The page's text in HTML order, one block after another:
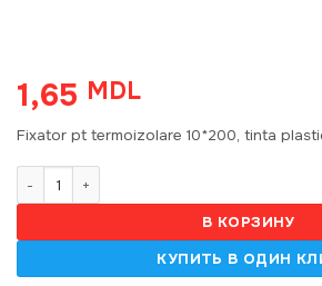
1,65 MDL
Fixator pt termoizolare 10*200, tinta
В КОРЗИНУ